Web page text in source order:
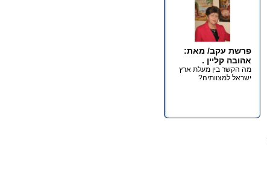
פרשת עקב/ מאת:
אהובה קליין .
מה הקשר בין מעלת ארץ
ישראל למצוותיה?